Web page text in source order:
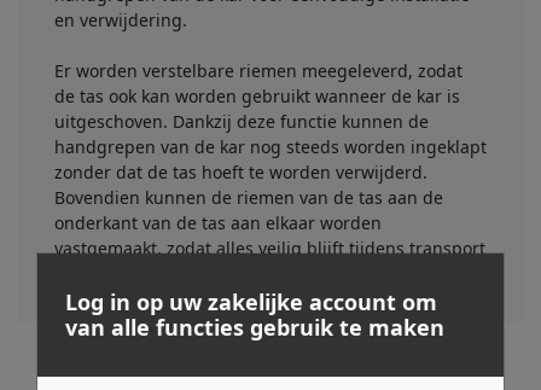
en verwijdering.
Er worden verstelbare riemen meegeleverd, zodat
de tas ook kan worden gebruikt wanneer de kar is
uitgeschoven. Dankzij deze functie kunnen de
handgrepen van de kar nog steeds worden ingeklapt
zonder dat de tas hoeft te worden verwijderd.
Bovendien kunnen de riemen van de tas aan de
onderkant van de tas aan elkaar worden
vastgemaakt, zodat alles veilig blijft tijdens transport
Log in op uw zakelijke account om
van alle functies gebruik te maken